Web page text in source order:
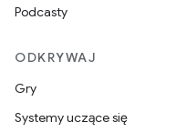
Podcasty
ODKRYWAJ
Gry
Systemy uczące się